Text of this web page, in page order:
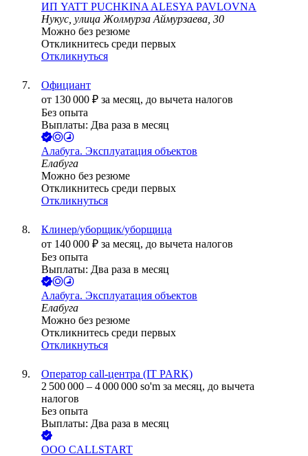
ИП YATT PUCHKINA ALESYA PAVLOVNA
Нукус, улица Жолмурза Аймурзаева, 30
Можно без резюме
Откликнитесь среди первых
Откликнуться
Официант
от 130 000 ₽ за месяц, до вычета налогов
Без опыта
Выплаты: Два раза в месяц
Алабуга. Эксплуатация объектов
Елабуга
Можно без резюме
Откликнитесь среди первых
Откликнуться
Клинер/уборщик/уборщица
от 140 000 ₽ за месяц, до вычета налогов
Без опыта
Выплаты: Два раза в месяц
Алабуга. Эксплуатация объектов
Елабуга
Можно без резюме
Откликнитесь среди первых
Откликнуться
Оператор call-центра (IT PARK)
2 500 000 – 4 000 000 so'm за месяц, до вычета
налогов
Без опыта
Выплаты: Два раза в месяц
ООО CALLSTART